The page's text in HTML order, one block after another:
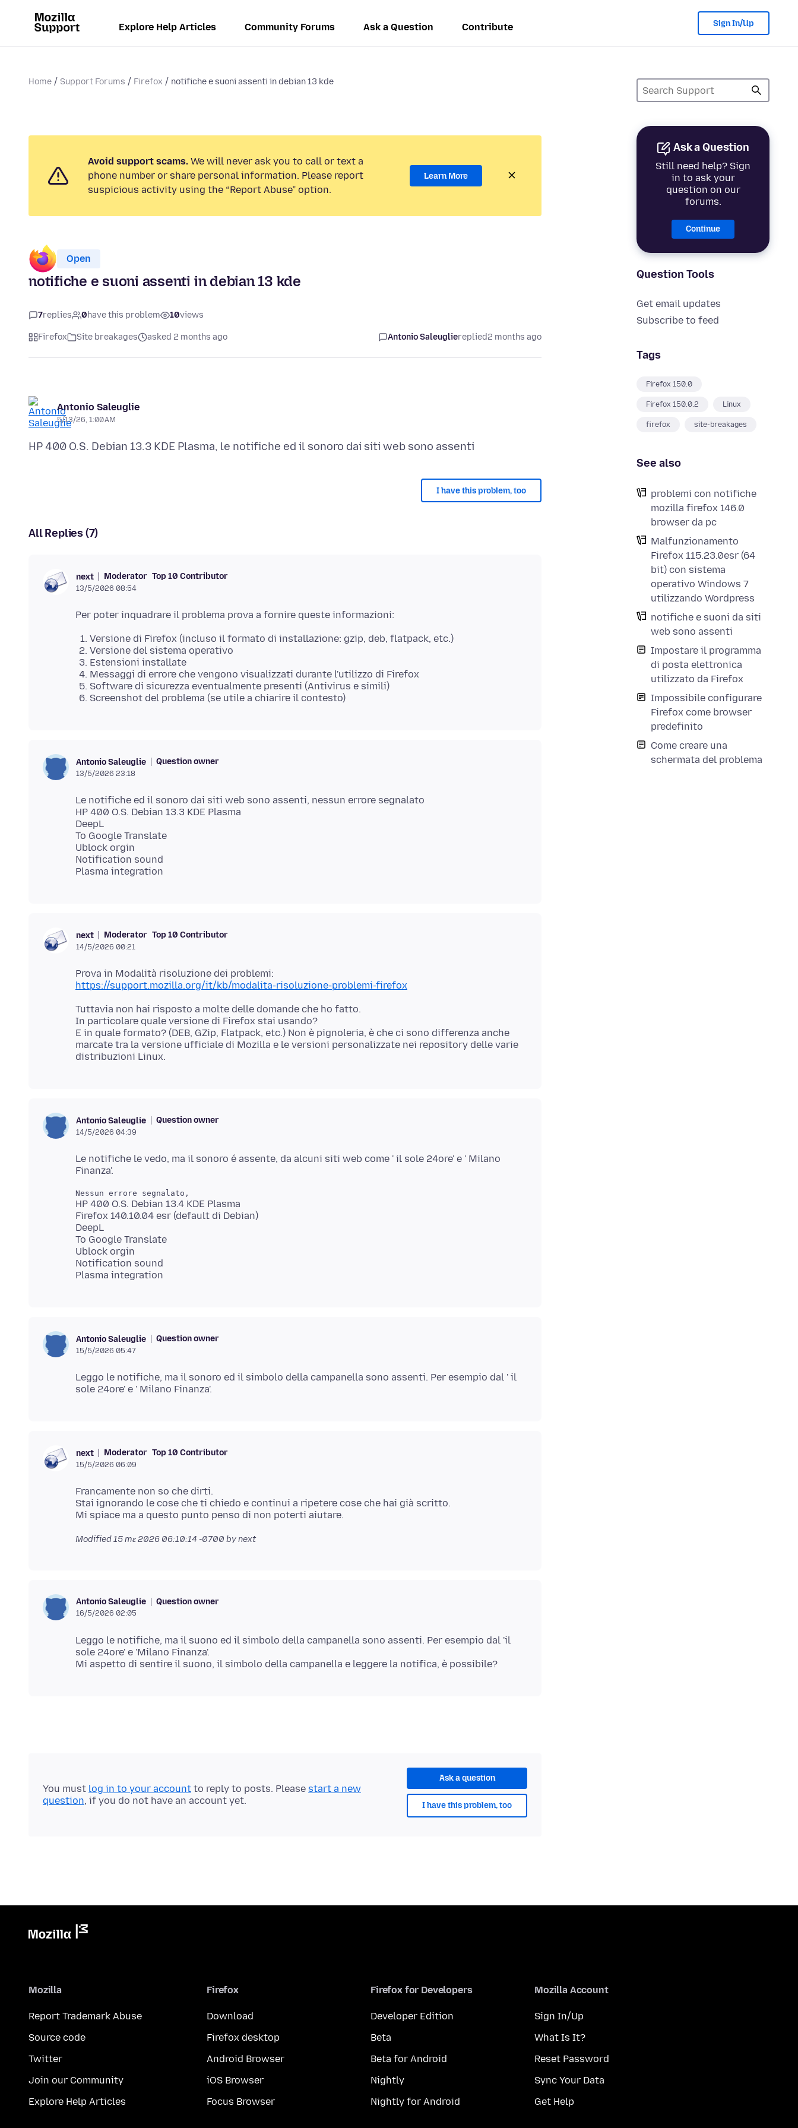
Explore Help Articles Community Forums Ask a Question Contribute Sign In/Up
Home Support Forums Firefox notifiche e suoni assenti in debian 13 kde
Ask a Question
Still need help? Sign
in to ask your
question on our
forums.
Continue
Question Tools
Get email updates
Subscribe to feed
Tags
Firefox 150.0
Firefox 150.0.2 Linux
firefox site-breakages
See also
problemi con notifiche
mozilla firefox 146.0
browser da pc
Malfunzionamento
Firefox 115.23.0esr (64
bit) con sistema
operativo Windows 7
utilizzando Wordpress
notifiche e suoni da siti
web sono assenti
Impostare il programma
di posta elettronica
utilizzato da Firefox
Impossibile configurare
Firefox come browser
predefinito
Come creare una
schermata del problema
Avoid support scams. We will never ask you to call or text a
phone number or share personal information. Please report
suspicious activity using the “Report Abuse” option.
Learn More
Open
notifiche e suoni assenti in debian 13 kde
7replies 0have this problem 10views
Firefox Site breakages asked 2 months ago Antonio Saleugliereplied2 months ago
Antonio Saleuglie
5/13/26, 1:00 AM
I have this problem, too
All Replies (7)
next Moderator Top 10 Contributor
13/5/2026 08:54
Versione di Firefox (incluso il formato di installazione: gzip, deb, flatpack, etc.)
Versione del sistema operativo
Estensioni installate
Messaggi di errore che vengono visualizzati durante l'utilizzo di Firefox
Software di sicurezza eventualmente presenti (Antivirus e simili)
Screenshot del problema (se utile a chiarire il contesto)
Antonio Saleuglie Question owner
13/5/2026 23:18
Le notifiche ed il sonoro dai siti web sono assenti, nessun errore segnalato
HP 400 O.S. Debian 13.3 KDE Plasma
DeepL
To Google Translate
Ublock orgin
Notification sound
next Moderator Top 10 Contributor
14/5/2026 00:21
https://support.mozilla.org/it/kb/modalita-risoluzione-problemi-firefox
Tuttavia non hai risposto a molte delle domande che ho fatto.
In particolare quale versione di Firefox stai usando?
E in quale formato? (DEB, GZip, Flatpack, etc.) Non è pignoleria, è che ci sono differenza anche
marcate tra la versione ufficiale di Mozilla e le versioni personalizzate nei repository delle varie
Antonio Saleuglie Question owner
14/5/2026 04:39
Le notifiche le vedo, ma il sonoro é assente, da alcuni siti web come ' il sole 24ore' e ' Milano
HP 400 O.S. Debian 13.4 KDE Plasma
Firefox 140.10.04 esr (default di Debian)
DeepL
To Google Translate
Ublock orgin
Notification sound
Antonio Saleuglie Question owner
15/5/2026 05:47
Leggo le notifiche, ma il sonoro ed il simbolo della campanella sono assenti. Per esempio dal ' il
next Moderator Top 10 Contributor
15/5/2026 06:09
Francamente non so che dirti.
Stai ignorando le cose che ti chiedo e continui a ripetere cose che hai già scritto.
Modified15 mɛ 2026 06:10:14 -0700 by next
Antonio Saleuglie Question owner
16/5/2026 02:05
Leggo le notifiche, ma il suono ed il simbolo della campanella sono assenti. Per esempio dal 'il
sole 24ore' e 'Milano Finanza'.
Ask a question
I have this problem, too
You must log in to your account to reply to posts. Please start a new
question, if you do not have an account yet.
Mozilla
Report Trademark Abuse
Source code
Twitter
Join our Community
Explore Help Articles
Firefox
Download
Firefox desktop
Android Browser
iOS Browser
Focus Browser
Firefox for Developers
Developer Edition
Beta
Beta for Android
Nightly
Nightly for Android
Mozilla Account
Sign In/Up
What Is It?
Reset Password
Sync Your Data
Get Help